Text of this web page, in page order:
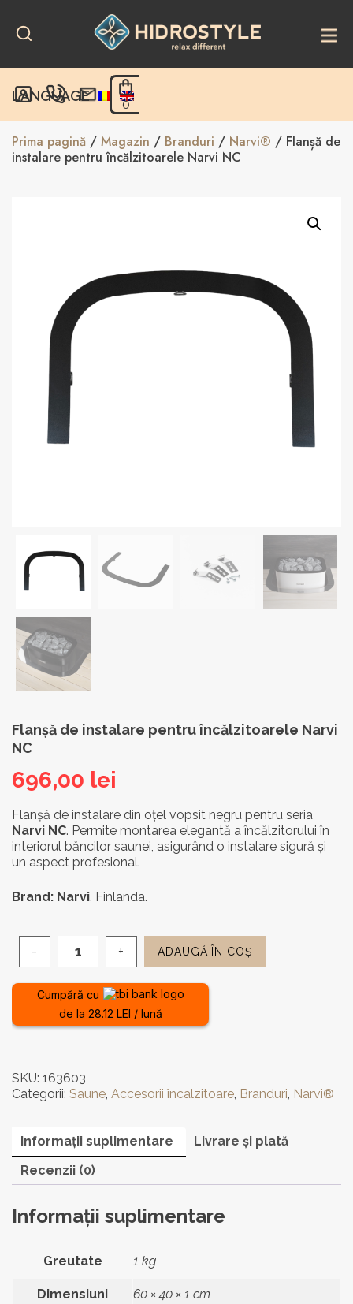
content
LANGUAGE
0
Prima pagină / Magazin / Branduri / Narvi® / Flanșă de
instalare pentru încălzitoarele Narvi NC
Flanșă de instalare pentru încălzitoarele Narvi
NC
696,00 lei
Flanșă de instalare din oțel vopsit negru pentru seria
Narvi NC. Permite montarea elegantă a încălzitorului în
interiorul băncilor saunei, asigurând o instalare sigură și
un aspect profesional.
Brand: Narvi , Finlanda.
Cantitate
de
instalare
pentru
ADAUGĂ ÎN COȘ
Cumpără cu
de la 28.12 LEI / lună
SKU: 163603
Categorii: Saune Accesorii încalzitoare Branduri Narvi®
Informații suplimentare
Livrare și plată
Recenzii (0)
Informații suplimentare
Greutate 1 kg
Dimensiuni 60 × 40 × 1 cm